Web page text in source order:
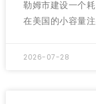
勒姆市建设一个
在美国的小容量
2026-07-28